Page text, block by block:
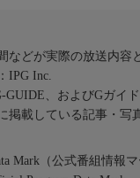
などが実際の放送内容
IPG Inc.
GUIDE、およびGガイ
掲載している記事・写
Mark（公式番組情報マ